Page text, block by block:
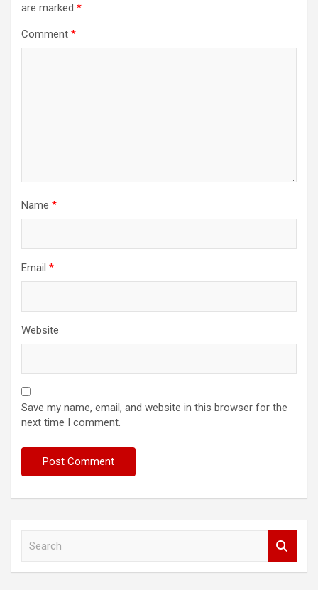
are marked *
Comment *
Name *
Email *
Website
Save my name, email, and website in this browser for the
next time I comment.